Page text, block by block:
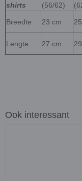
shirts (56/62)
Breedte 23 cm
Lengte 27 cm
Ook interessant